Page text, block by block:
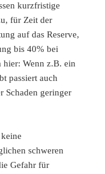
kurzfristige
für Zeit der
auf das Reserve,
bis 40% bei
Wenn z.B. ein
passiert auch
Schaden geringer
schweren
Gefahr für